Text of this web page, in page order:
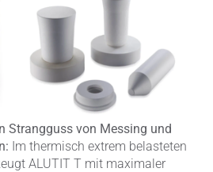
Strangguss von Messing und
Im thermisch extrem belasteten
ALUTIT T mit maximaler